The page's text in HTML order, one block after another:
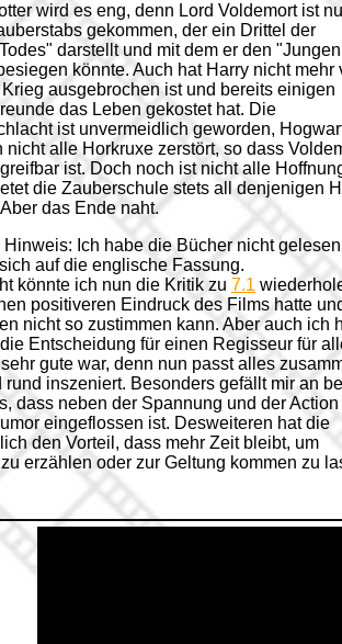
wird es eng, denn Lord Voldemort ist
gekommen, der ein Drittel der
darstellt und mit dem er den
könnte. Auch hat Harry nicht mehr
Krieg ausgebrochen ist und bereits einigen
das Leben gekostet hat. Die
ist unvermeidlich geworden,
nicht alle Horkruxe zerstört, so dass
ist. Doch noch ist nicht alle
die Zauberschule stets all denjenigen
das Ende naht.
Ich habe die Bücher nicht
auf die englische Fassung.
könnte ich nun die Kritik zu 7.1
positiveren Eindruck des Films hatte
nicht so zustimmen kann. Aber auch ich
Entscheidung für einen Regisseur für
gute war, denn nun passt alles
rund inszeniert. Besonders gefällt mir an
dass neben der Spannung und der
eingeflossen ist. Desweiteren hat die
den Vorteil, dass mehr Zeit bleibt, um
erzählen oder zur Geltung kommen zu